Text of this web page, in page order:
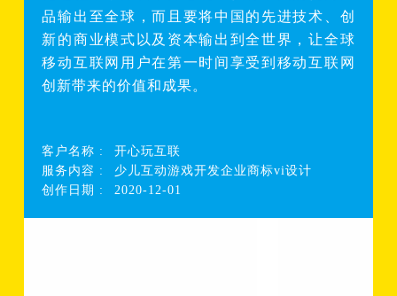
品输出至全球，而且要将中国的先进技术、创
新的商业模式以及资本输出到全世界，让全球
移动互联网用户在第一时间享受到移动互联网
创新带来的价值和成果。
客户名称 :
开心玩互联
服务内容 :
少儿互动游戏开发企业商标vi设计
创作日期 :
2020-12-01